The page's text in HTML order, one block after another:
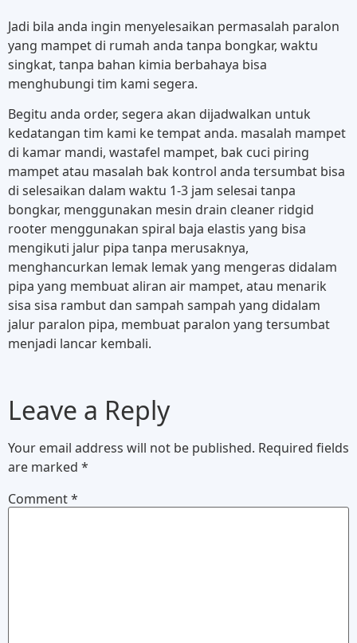
Jadi bila anda ingin menyelesaikan permasalah paralon
yang mampet di rumah anda tanpa bongkar, waktu
singkat, tanpa bahan kimia berbahaya bisa
menghubungi tim kami segera.
Begitu anda order, segera akan dijadwalkan untuk
kedatangan tim kami ke tempat anda. masalah mampet
di kamar mandi, wastafel mampet, bak cuci piring
mampet atau masalah bak kontrol anda tersumbat bisa
di selesaikan dalam waktu 1-3 jam selesai tanpa
bongkar, menggunakan mesin drain cleaner ridgid
rooter menggunakan spiral baja elastis yang bisa
mengikuti jalur pipa tanpa merusaknya,
menghancurkan lemak lemak yang mengeras didalam
pipa yang membuat aliran air mampet, atau menarik
sisa sisa rambut dan sampah sampah yang didalam
jalur paralon pipa, membuat paralon yang tersumbat
menjadi lancar kembali.
Leave a Reply
Your email address will not be published. Required fields
are marked *
Comment*